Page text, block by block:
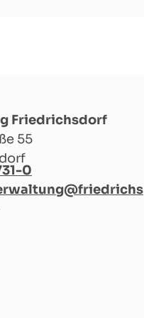
Friedrichsdorf
55
0